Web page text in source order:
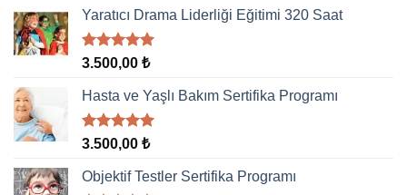
aldı
Yaratıcı Drama Liderliği Eğitimi 320 Saat
5 üzerinden
aldı
3.500,00 ₺
Hasta ve Yaşlı Bakım Sertifika Programı
5 üzerinden
aldı
3.500,00 ₺
Objektif Testler Sertifika Programı